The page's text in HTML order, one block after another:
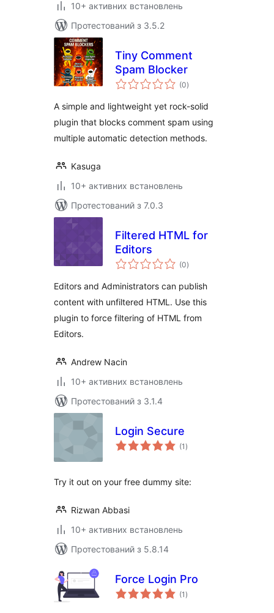
10+ активних встановлень
Протестований з 3.5.2
Tiny Comment
Spam Blocker
(0загальний
рейтинг
)
A simple and lightweight yet rock-solid
plugin that blocks comment spam using
multiple automatic detection methods.
Kasuga
10+ активних встановлень
Протестований з 7.0.3
Filtered HTML for
Editors
(0загальний
рейтинг
)
Editors and Administrators can publish
content with unfiltered HTML. Use this
plugin to force filtering of HTML from
Editors.
Andrew Nacin
10+ активних встановлень
Протестований з 3.1.4
Login Secure
(1 загальний
рейтинг
)
Try it out on your free dummy site:
Rizwan Abbasi
10+ активних встановлень
Протестований з 5.8.14
Force Login Pro
(1 загальний
рейтинг
)